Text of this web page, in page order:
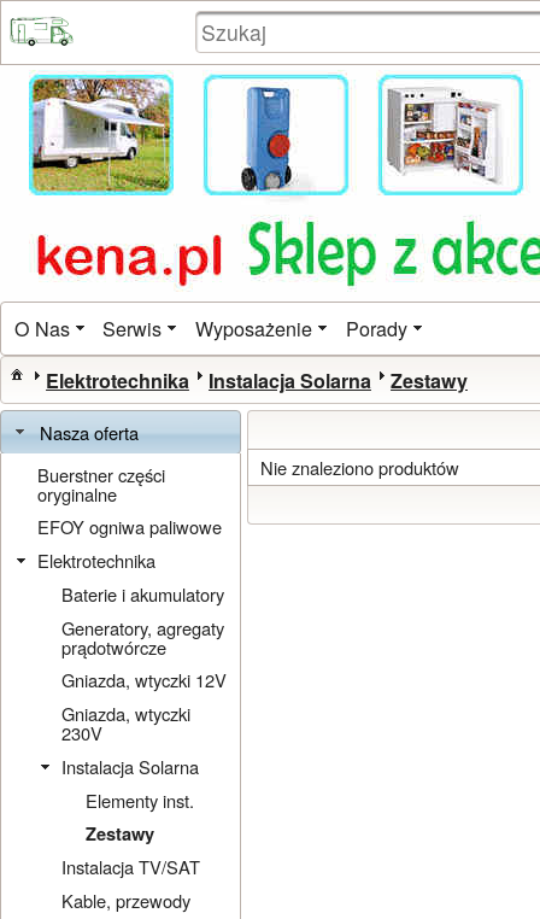
O Nas Serwis Wyposażenie Porady
Elektrotechnika Instalacja Solarna Zestawy
Nasza oferta
Buerstner części
oryginalne
EFOY ogniwa paliwowe
Elektrotechnika
Baterie i akumulatory
Generatory, agregaty
prądotwórcze
Gniazda, wtyczki 12V
Gniazda, wtyczki
230V
Instalacja Solarna
Elementy inst.
Zestawy
Instalacja TV/SAT
Kable, przewody
Nie znaleziono produktów